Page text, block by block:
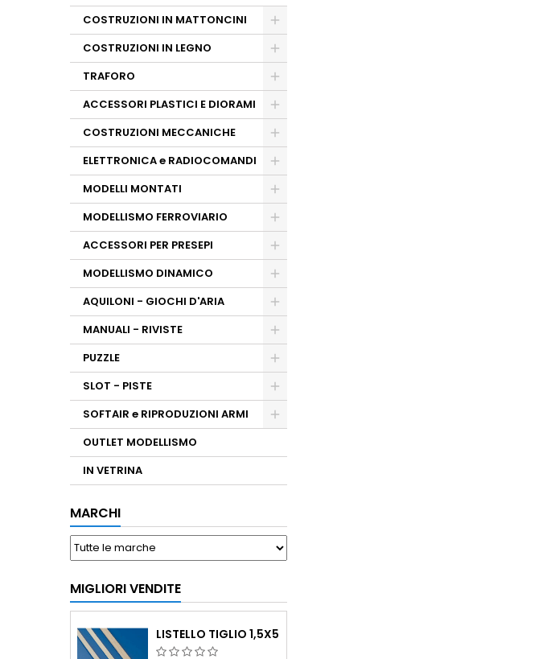
COSTRUZIONI IN MATTONCINI
COSTRUZIONI IN LEGNO
TRAFORO
ACCESSORI PLASTICI E DIORAMI
COSTRUZIONI MECCANICHE
ELETTRONICA e RADIOCOMANDI
MODELLI MONTATI
MODELLISMO FERROVIARIO
ACCESSORI PER PRESEPI
MODELLISMO DINAMICO
AQUILONI - GIOCHI D'ARIA
MANUALI - RIVISTE
PUZZLE
SLOT - PISTE
SOFTAIR e RIPRODUZIONI ARMI
OUTLET MODELLISMO
IN VETRINA
MARCHI
MIGLIORI VENDITE
LISTELLO TIGLIO 1,5X5